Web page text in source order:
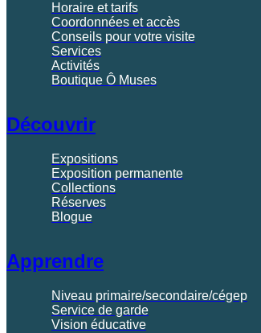
Horaire et tarifs
Coordonnées et accès
Conseils pour votre visite
Services
Activités
Boutique Ô Muses
Découvrir
Expositions
Exposition permanente
Collections
Réserves
Blogue
Apprendre
Niveau primaire/secondaire/cégep
Service de garde
Vision éducative